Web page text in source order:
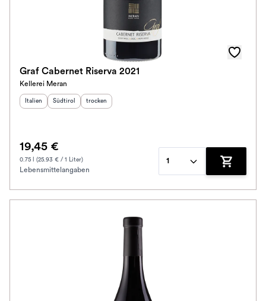
Graf Cabernet Riserva 2021
Kellerei Meran
Herkunftsland:
Italien Herkunftsregion:
Südtirol Geschmack
trocken
19,45 €
0.75 l (25.93 € / 1 Liter)
Lebensmittelangaben
1
Zum